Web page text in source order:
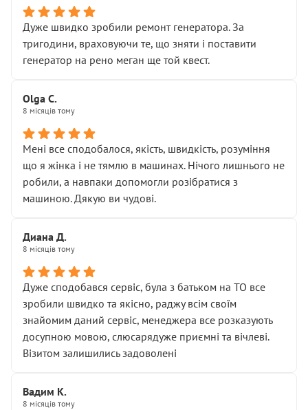
• прозорості в роботах і рахунках
• реальної діагностики, а не формального
“подивились і поїхав”
На жаль, складається враження, що сервіс працює не
Стосовно комунікації - все добре
Дуже швидко зробили ремонт генератора. За
тригодини, враховуючи те, що зняти і поставити
генератор на рено меган ще той квест.
Olga С.
8 місяців тому
Мені все сподобалося, якість, швидкість, розуміння
що я жінка і не тямлю в машинах. Нічого лишнього не
робили, а навпаки допомогли розібратися з
машиною. Дякую ви чудові.
Диана Д.
8 місяців тому
Дуже сподобався сервіс, була з батьком на ТО все
зробили швидко та якісно, раджу всім своїм
знайомим даний сервіс, менеджера все розказують
досупною мовою, слюсарядуже приємні та вічлеві.
Візитом залишились задоволені
Вадим К.
8 місяців тому